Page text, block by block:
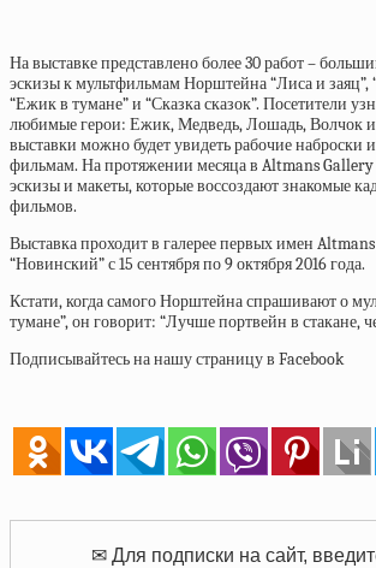
На выставке представлено более 30 работ –
эскизы к мультфильмам Норштейна “Лиса и заяц”,
“Ежик в тумане” и “Сказка сказок”. Посетители
любимые герои: Ежик, Медведь, Лошадь, Волчок и
выставки можно будет увидеть рабочие наброски
фильмам. На протяжении месяца в Altmans Gallery
эскизы и макеты, которые воссоздают знакомые
фильмов.
Выставка проходит в галерее первых имен
“Новинский” с 15 сентября по 9 октября 2016 года.
Кстати, когда самого Норштейна спрашивают о
тумане”, он говорит: “Лучше портвейн в стакане,
Подписывайтесь на нашу страницу в Facebook
✉ Для подписки на сайт,